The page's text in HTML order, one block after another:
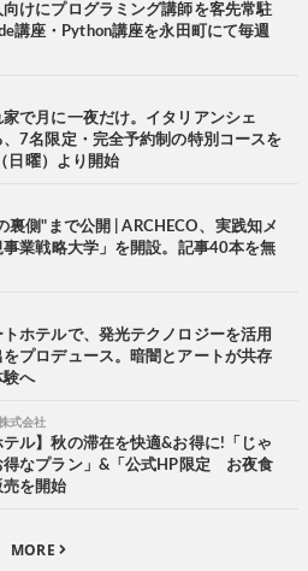
けにプログラミング講師を客先常駐
講座・Python講座を永田町にて毎週
で月に一夜だけ。イタリアンシェ
7名限定・完全予約制の特別コースを
日曜）より開始
裏側"まで公開 | ARCHECO、実践知メ
業戦略大学」を開設。記事40本を無
ホテルで、発光テクノロジーを活用
をプロデュース。暗闇とアートが共存
験へ
式会社
テル】秋の滞在を快適&お得に!「じゃ
なプラン」&「公式HP限定 お夜食
を開始
MORE